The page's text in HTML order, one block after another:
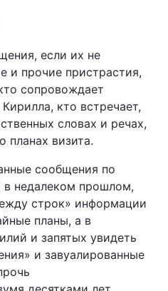
если их не
и прочие пристрастия,
сопровождает
кто встречает,
словах и речах,
планах визита.
сообщения по
в недалеком прошлом,
строк» информации
планы, а в
и запятых увидеть
и завуалированные